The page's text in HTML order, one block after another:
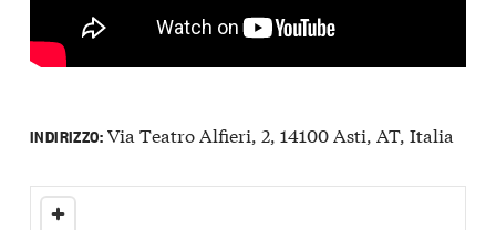
INDIRIZZO:Via Teatro Alfieri, 2, 14100 Asti, AT, Italia